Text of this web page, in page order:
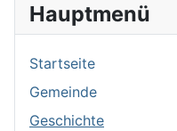
Hauptmenü
Startseite
Gemeinde
Geschichte